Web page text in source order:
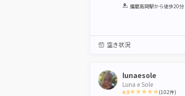
1 2 3 4 5
播磨高岡駅から徒歩20分
空き状況
lunaesole
Luna e Sole
4.9 (102件)